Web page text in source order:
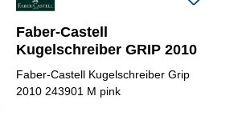
Faber-Castell
Kugelschreiber GRIP 2010
Faber-Castell Kugelschreiber Grip
2010 243901 M pink